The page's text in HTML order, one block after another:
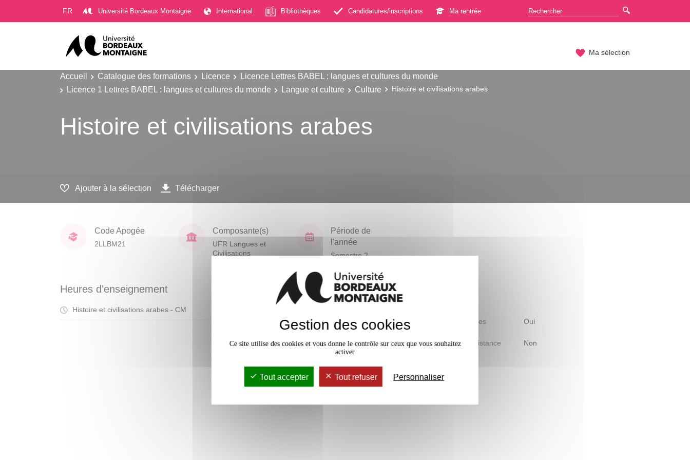
FR Université Bordeaux Montaigne International Bibliothèques Candidatures/inscriptions Ma rentrée
Ma sélection
Accueil Catalogue des formations Licence
Licence Lettres BABEL : langues et cultures du monde
Licence 1 Lettres BABEL : langues et cultures du monde
Langue et culture Culture Histoire et civilisations arabes
Histoire et civilisations arabes
Ajouter à la sélection Télécharger
Code Apogée
2LLBM21
Composante(s)
UFR Langues et
Civilisations
Période de
l'année
Semestre 2
Heures d'enseignement
Histoire et civilisations arabes - CM
Mobilité d'études Oui
Accessible à distance Non
Gestion des cookies
Ce site utilise des cookies et vous donne le contrôle sur ceux que vous souhaitez
activer
Tout accepter Tout refuser Personnaliser